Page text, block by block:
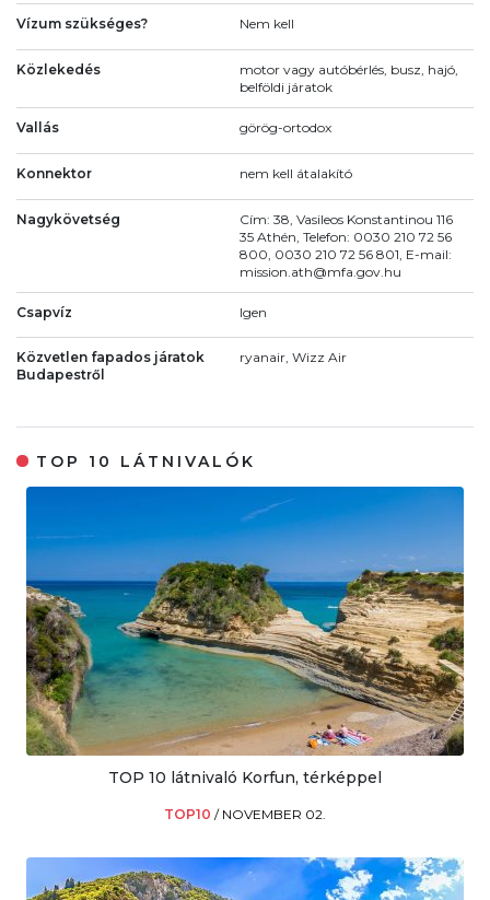
Vízum szükséges? Nem kell
Közlekedés
motor vagy autóbérlés, busz, hajó,
belföldi járatok
Vallás görög-ortodox
Konnektor nem kell átalakító
Nagykövetség
Cím: 38, Vasileos Konstantinou 116
35 Athén, Telefon: 0030 210 72 56
800, 0030 210 72 56 801, E-mail:
mission.ath@mfa.gov.hu
Csapvíz Igen
Közvetlen fapados járatok
Budapestről
ryanair, Wizz Air
TOP 10 LÁTNIVALÓK
TOP 10 látnivaló Korfun, térképpel
TOP10 / NOVEMBER 02.